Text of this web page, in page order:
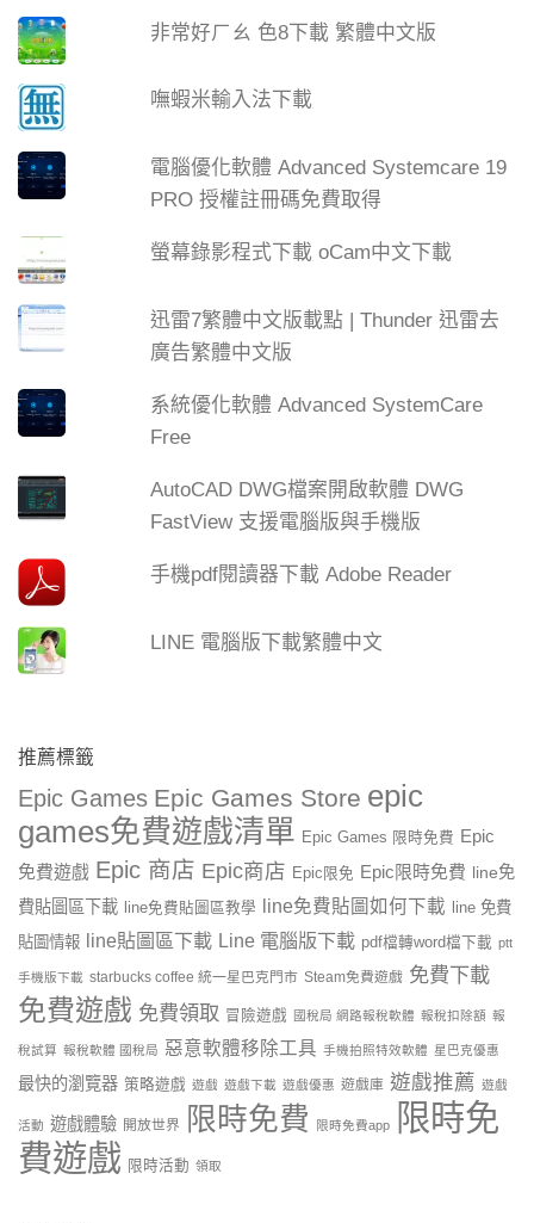
非常好ㄏㄠ 色8下載 繁體中文版
嘸蝦米輸入法下載
電腦優化軟體 Advanced Systemcare 19
PRO 授權註冊碼免費取得
螢幕錄影程式下載 oCam中文下載
迅雷7繁體中文版載點 | Thunder 迅雷去
廣告繁體中文版
系統優化軟體 Advanced SystemCare
Free
AutoCAD DWG檔案開啟軟體 DWG
FastView 支援電腦版與手機版
手機pdf閱讀器下載 Adobe Reader
LINE 電腦版下載繁體中文
推薦標籤
Epic Games Epic Games Store epic
games免費遊戲清單 Epic Games 限時免費 Epic
免費遊戲 Epic 商店 Epic商店 Epic限免 Epic限時免費 line免
費貼圖區下載
line免費貼圖區教學 line免費貼圖如何下載
line 免費
貼圖情報
line貼圖區下載 Line 電腦版下載 pdf檔轉word檔下載 ptt
手機版下載 starbucks coffee 統一星巴克門市 Steam免費遊戲 免費下載
免費遊戲 免費領取 冒險遊戲 國稅局 網路報稅軟體 報稅扣除額 報
稅試算 報稅軟體 國稅局 惡意軟體移除工具 手機拍照特效軟體 星巴克優惠
最快的瀏覽器 策略遊戲 遊戲 遊戲下載 遊戲優惠 遊戲庫 遊戲推薦 遊戲
活動 遊戲體驗 開放世界 限時免費 限時免費app
限時免
費遊戲 限時活動 領取